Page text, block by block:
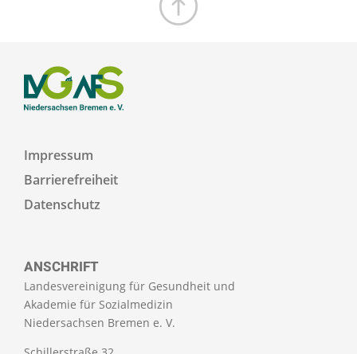
ANSCHRIFT
Landesvereinigung für Gesundheit und
Akademie für Sozialmedizin
Niedersachsen Bremen e. V.
Impressum
Barrierefreiheit
Datenschutz